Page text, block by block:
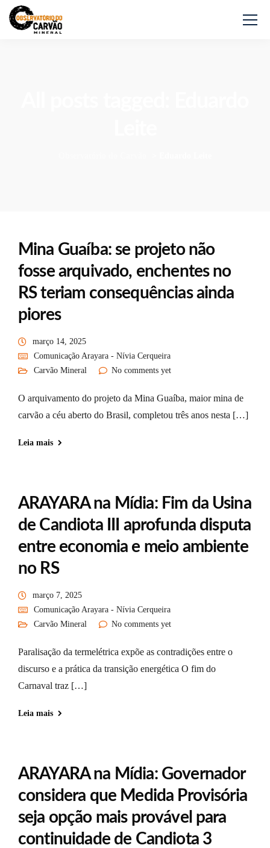
Mina Guaíba: se projeto não
fosse arquivado, enchentes no
RS teriam consequências ainda
piores
março 14, 2025
Comunicação Arayara - Nívia Cerqueira
Carvão Mineral
No comments yet
O arquivamento do projeto da Mina Guaíba, maior mina de
carvão a céu aberto do Brasil, completou três anos nesta […]
Leia mais
ARAYARA na Mídia: Fim da Usina
de Candiota III aprofunda disputa
entre economia e meio ambiente
no RS
março 7, 2025
Comunicação Arayara - Nívia Cerqueira
Carvão Mineral
No comments yet
Paralisação da termelétrica expõe as contradições entre o
discurso e a prática da transição energética O fim do
Carnaval traz […]
Leia mais
ARAYARA na Mídia: Governador
considera que Medida Provisória
seja opção mais provável para
continuidade de Candiota 3